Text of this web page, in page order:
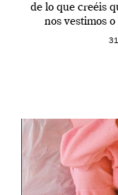
de lo que creéis
nos vestimos